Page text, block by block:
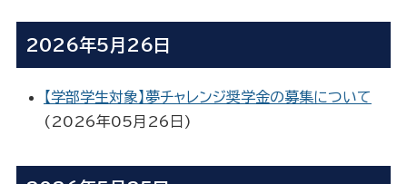
2026年5月26日
【学部学生対象】夢チャレンジ奨学金の募集について
( 2026年05月26日 )